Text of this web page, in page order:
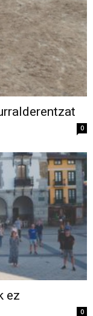
0
ez
0